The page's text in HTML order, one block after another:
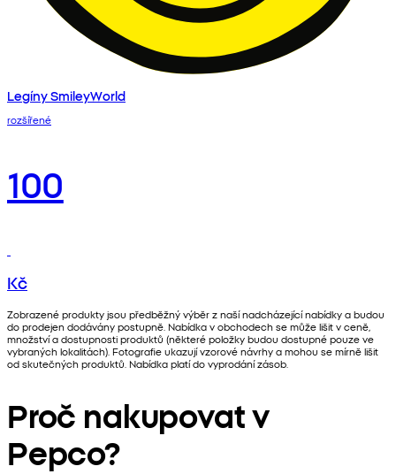
Legíny SmileyWorld
rozšířené
100
Kč
Zobrazené produkty jsou předběžný výběr z naší nadcházející nabídky a budou
do prodejen dodávány postupně. Nabídka v obchodech se může lišit v ceně,
množství a dostupnosti produktů (některé položky budou dostupné pouze ve
vybraných lokalitách). Fotografie ukazují vzorové návrhy a mohou se mírně lišit
od skutečných produktů. Nabídka platí do vyprodání zásob.
Proč nakupovat v
Pepco?